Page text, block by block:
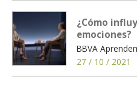
¿Cómo
emociones?
BBVA
27 / 10 / 2021